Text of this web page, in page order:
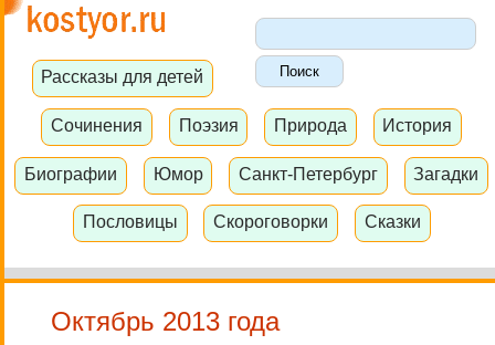
Рассказы для детей
Сочинения Поэзия Природа История
Биографии Юмор Санкт-Петербург Загадки
Пословицы Скороговорки Сказки
Октябрь 2013 года